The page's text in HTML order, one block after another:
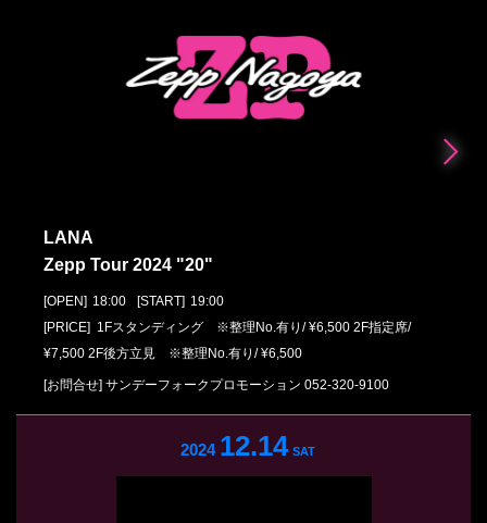
LANA
Zepp Tour 2024 "20"
[OPEN] 18:00 [START] 19:00
[PRICE] 1Fスタンディング ※整理No.有り/ ¥6,500 2F指定席/
¥7,500 2F後方立見 ※整理No.有り/ ¥6,500
[お問合せ] サンデーフォークプロモーション 052-320-9100
2024 12.14 SAT